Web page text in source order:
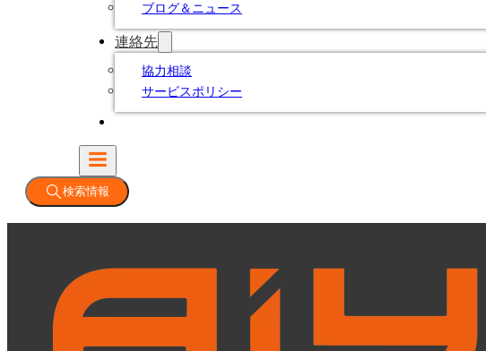
ブログ＆ニュース
連絡先
協力相談
サービスポリシー
検索情報